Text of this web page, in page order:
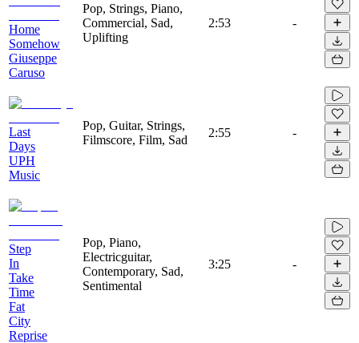
Home
Somehow
Giuseppe
Caruso
Pop, Strings, Piano,
Commercial, Sad,
Uplifting
2:53 -
Last
Days
UPH
Music
Pop, Guitar, Strings,
Filmscore, Film, Sad
2:55 -
Step
In
Take
Time
Fat
City
Reprise
Pop, Piano,
Electricguitar,
Contemporary, Sad,
Sentimental
3:25 -